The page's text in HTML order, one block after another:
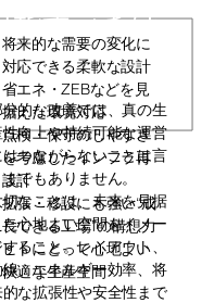
指すべきは
トレスのな
「安定生
」
将来的な需要の変化に
対応できる柔軟な設計
省エネ・ZEBなどを見
据えた環境対応
点検・保守のしやすさ
を考慮したインフラ再
設計
拡張・移設にも強い“成
長できる工場”の構想力
​ヒトにとって心地よい
快適な生産空間
的な改善では、真の生
向上や持続可能な運営
はつながらないことは言
までもありません。
なことは、未来を見据
た心地よい空間をイメー
ること。レイアウト、
、エネルギー効率、将
な拡張性や安全性まで